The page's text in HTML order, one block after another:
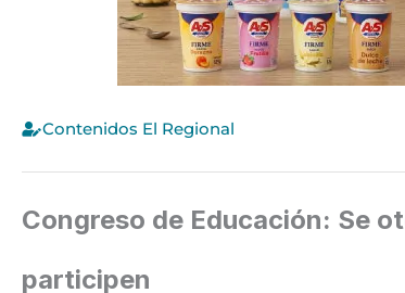
Contenidos El Regional
Congreso de Educación: Se
participen